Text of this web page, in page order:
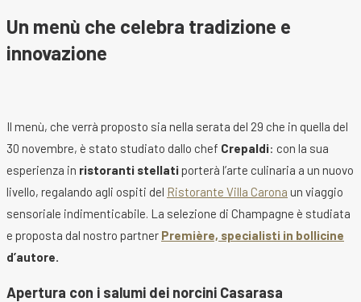
Un menù che celebra tradizione e
innovazione
Il menù, che verrà proposto sia nella serata del 29 che in quella del
30 novembre, è stato studiato dallo chef Crepaldi: con la sua
esperienza in ristoranti stellatiporterà l’arte culinaria a un nuovo
livello, regalando agli ospiti del Ristorante Villa Carona un viaggio
sensoriale indimenticabile. La selezione di Champagne è studiata
e proposta dal nostro partner Première, specialisti in bollicine
d’autore.
Apertura con i salumi dei norcini Casarasa